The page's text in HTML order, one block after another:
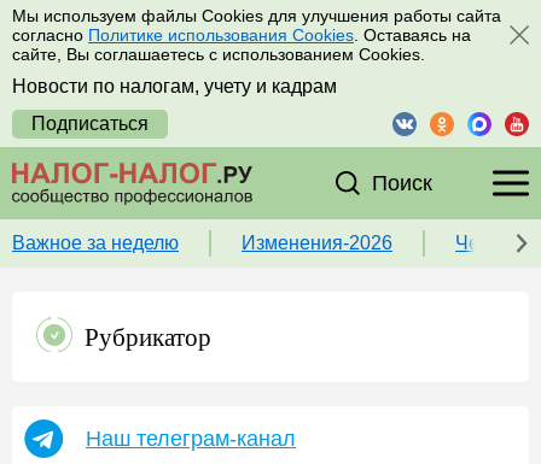
Мы используем файлы Cookies для улучшения работы сайта
согласно Политике использования Cookies . Оставаясь на
сайте, Вы соглашаетесь с использованием Cookies.
Новости по налогам, учету и кадрам
Подписаться
Поиск
Важное за неделю Изменения-2026 Чек-
Рубрикатор
Наш телеграм-канал